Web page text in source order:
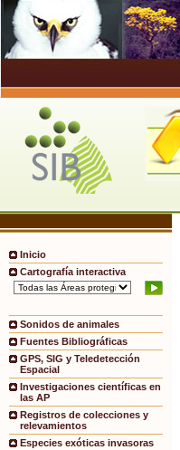
Inicio
Cartografía interactiva
Sonidos de animales
Fuentes Bibliográficas
GPS, SIG y Teledetección
Espacial
Investigaciones científicas en
las AP
Registros de colecciones y
relevamientos
Especies exóticas invasoras